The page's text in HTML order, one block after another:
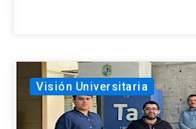
Visión Universitaria